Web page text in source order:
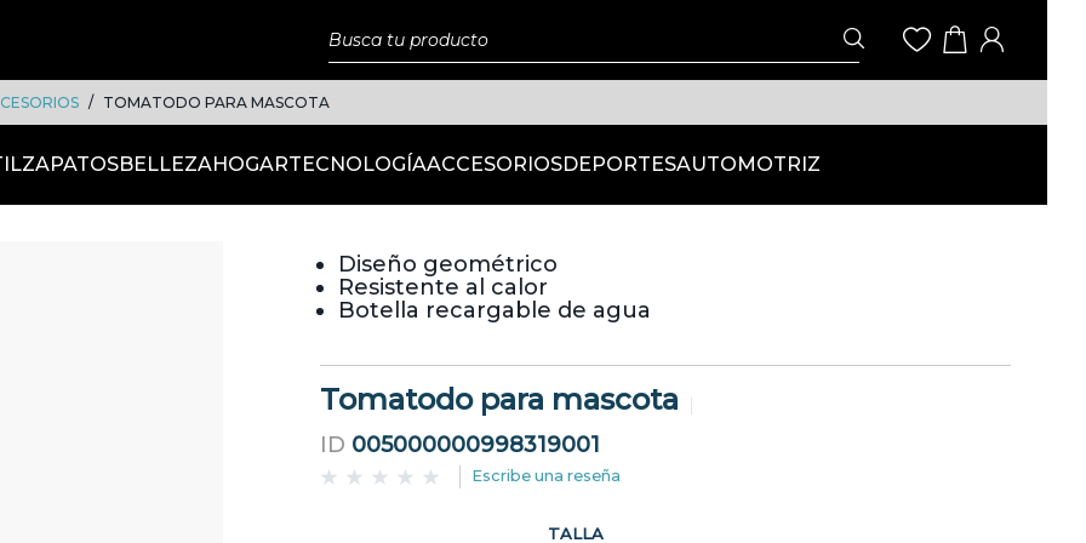
TOMATODO PARA MASCOTA
ZAPATOSBELLEZAHOGARTECNOLOGÍAACCESORIOSDEPORTESAUTOMOTRIZ
Diseño geométrico
Resistente al calor
Botella recargable de agua
Tomatodo para mascota
ID 005000000998319001
Escribe una reseña
TALLA